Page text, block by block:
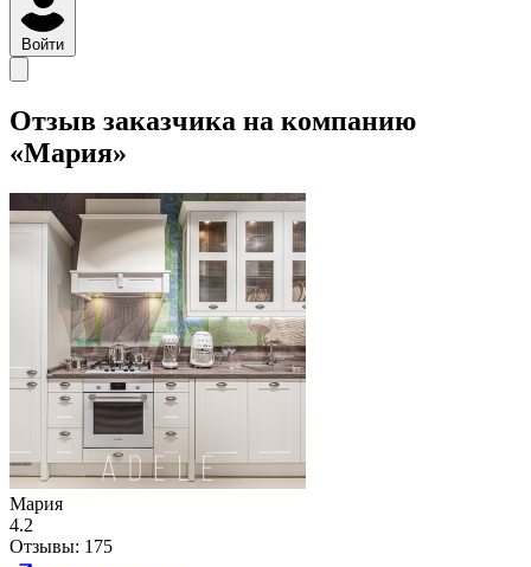
Войти
Отзыв заказчика на компанию
«Мария»
Мария
4.2
Отзывы: 175